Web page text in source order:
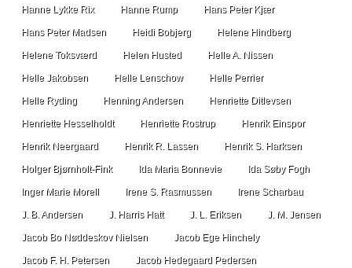
Hanne Lykke Rix Hanne Rump Hans Peter Kjær
Hans Peter Madsen Heidi Bobjerg Helene Hindberg
Helene Toksværd Helen Husted Helle A. Nissen
Helle Jakobsen Helle Lenschow Helle Perrier
Helle Ryding Henning Andersen Henriette Ditlevsen
Henriette Hesselholdt Henriette Rostrup Henrik Einspor
Henrik Neergaard Henrik R. Lassen Henrik S. Harksen
Holger Bjørnholt-Fink Ida Maria Bonnevie Ida Søby Fogh
Inger Marie Morell Irene S. Rasmussen Irene Scharbau
J. B. Andersen J. Harris Hatt J. L. Eriksen J. M. Jensen
Jacob Bo Nøddeskov Nielsen Jacob Ege Hinchely
Jacob F. H. Petersen Jacob Hedegaard Pedersen